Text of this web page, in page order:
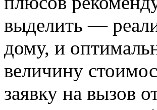
выделить —
дому, и
величину
заявку на вызов